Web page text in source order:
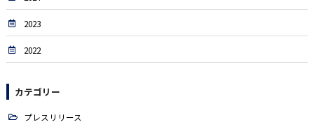
2023
2022
カテゴリー
プレスリリース